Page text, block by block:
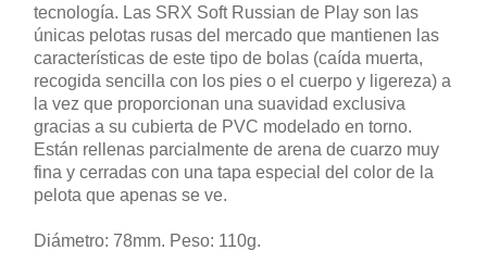
tecnología. Las SRX Soft Russian de Play son las
únicas pelotas rusas del mercado que mantienen las
características de este tipo de bolas (caída muerta,
recogida sencilla con los pies o el cuerpo y ligereza) a
la vez que proporcionan una suavidad exclusiva
gracias a su cubierta de PVC modelado en torno.
Están rellenas parcialmente de arena de cuarzo muy
fina y cerradas con una tapa especial del color de la
pelota que apenas se ve.
Diámetro: 78mm. Peso: 110g.